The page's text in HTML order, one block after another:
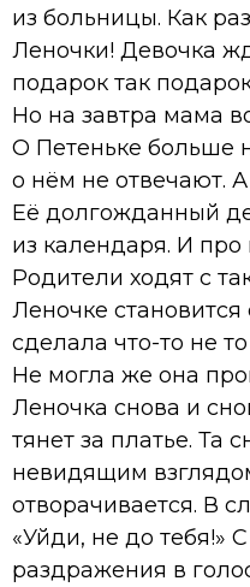
из больницы. Как
Леночки! Девочка
подарок так
Но на завтра мама
О Петеньке больше
о нём не отвечают. А
Её долгожданный
из календаря. И про
Родители ходят с
Леночке
сделала что-то не
Не могла же она
Леночка снова и
тянет за платье. Та
невидящим
отворачивается. В
«Уйди, не до тебя!»
раздражения в